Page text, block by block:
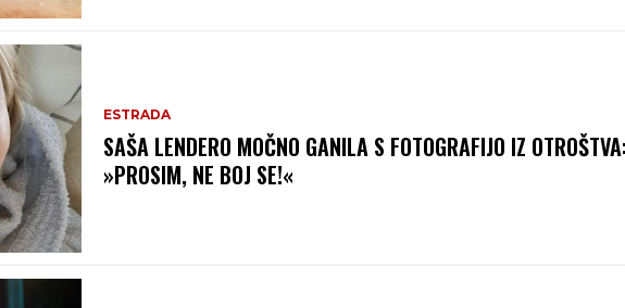
ESTRADA
SAŠA LENDERO MOČNO GANILA S FOTOGRAFIJO IZ
»PROSIM, NE BOJ SE!«